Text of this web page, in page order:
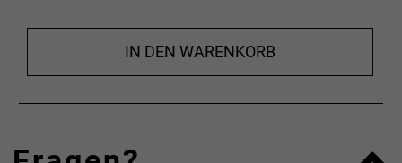
IN DEN WARENKORB